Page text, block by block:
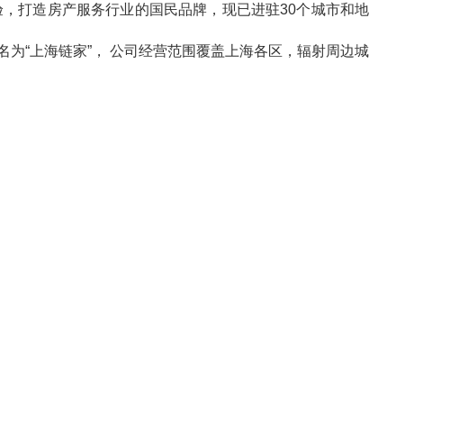
打造房产服务行业的国民品牌，现已进驻30个城市和地
为“上海链家”， 公司经营范围覆盖上海各区，辐射周边城